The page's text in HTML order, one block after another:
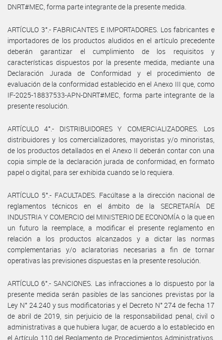
DNRT#MEC, forma parte integrante de la presente medida.
ARTÍCULO 3°.- FABRICANTES E IMPORTADORES. Los fabricantes e
importadores de los productos aludidos en el artículo precedente
deberán garantizar el cumplimiento de los requisitos y
características dispuestos por la presente medida, mediante una
Declaración Jurada de Conformidad y el procedimiento de
evaluación de la conformidad establecido en el Anexo III que, como
IF-2025-18837533-APN-DNRT#MEC, forma parte integrante de la
presente resolución.
ARTÍCULO 4°.- DISTRIBUIDORES Y COMERCIALIZADORES. Los
distribuidores y los comercializadores, mayoristas y/o minoristas,
de los productos detallados en el Anexo II deberán contar con una
copia simple de la declaración jurada de conformidad, en formato
papel o digital, para ser exhibida cuando se lo requiera.
ARTÍCULO 5°.- FACULTADES. Facúltase a la dirección nacional de
reglamentos técnicos en el ámbito de la SECRETARÍA DE
INDUSTRIA Y COMERCIO del MINISTERIO DE ECONOMÍA o la que en
un futuro la reemplace, a modificar el presente reglamento en
relación a los productos alcanzados y a dictar las normas
complementarias y/o aclaratorias necesarias a fin de tornar
operativas las previsiones dispuestas en la presente resolución.
ARTÍCULO 6°.- SANCIONES. Las infracciones a lo dispuesto por la
presente medida serán pasibles de las sanciones previstas por la
Ley N° 24.240 y sus modificatorias y el Decreto N° 274 de fecha 17
de abril de 2019, sin perjuicio de la responsabilidad penal, civil o
administrativas a que hubiera lugar, de acuerdo a lo establecido en
el Artículo 110 del Reglamento de Procedimientos Administrativos,